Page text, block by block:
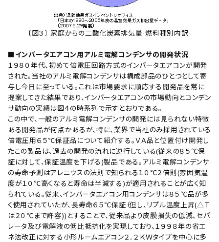
〔図３〕 家庭からの二酸化炭素排気量-燃料種別内訳-
■インバータエアコン用アルミ電解コンデンサの開発状況
１９８０年代、初めて倍電圧回路方式のインバータエアコンが開発
された。当社のアルミ電解コンデンサは構成部品のひとつとして寄
与し今日に至っている。これは市場要求に順応する開発品を常に
提案してきた結果であり、インバータエアコンの市場動向とコンデン
サ動向の実績は図４の時系列で示すとおりである。
この中で、一般のアルミ電解コンデンサの開発には見られない特徴
ある開発品が何点かあるが、特に、業界で当社のみ採用されている
倍電圧用６５℃保証品について紹介する。ＶＡ品と位置付け開発し
たこの製品は、過去の開発の流れに逆行している(従来の８５℃保
証に対して、保証温度を下げる)製品である。アルミ電解コンデンサ
の寿命予測はアレニウスの法則で知られる１０℃２倍則(雰囲気温
度が１０℃高くなると寿命は半減する)が適用されることが広く知
られている。従来、インバータエアコン用コンデンサは８５℃品が多
く使用されていたが、長寿命６５℃保証（但し、リプル温度上昇(△Ｔ
は２０℃まで許容))とすることで、従来品より皮膜損失の低減、セパ
レータ及び電解液の低比抵抗化を実現しており、１９９８年の省エ
ネ法改正に対する小形ルームエアコン２．２ＫＷタイプを中心に多